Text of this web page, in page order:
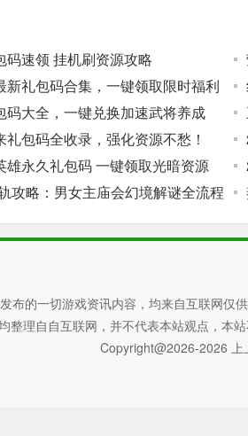
码速领 挂机刷资源攻略
新礼包码合集，一键领取限时福利
码大全，一键兑换加速武将养成
包码全收录，强化资源不愁！
雄永久礼包码 一键领取光暗资源
攻略：男女主庙会幻境解谜全流程
布的一切游戏资讯内容，均来自互联网仅
整理自自互联网，并不代表本站观点，本
Copyright@2026-2026